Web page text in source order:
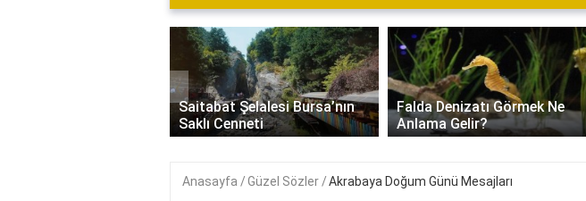
Saitabat Şelalesi Bursa’nın
Saklı Cenneti
Falda Denizatı Görmek Ne
Anlama Gelir?
‹
Anasayfa Güzel Sözler Akrabaya Doğum Günü Mesajları